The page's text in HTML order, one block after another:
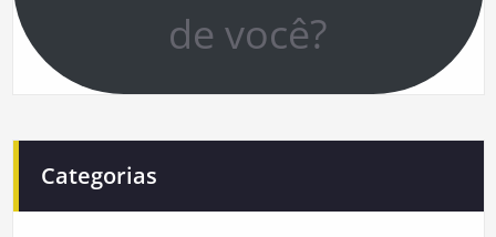
de você?
Categorias